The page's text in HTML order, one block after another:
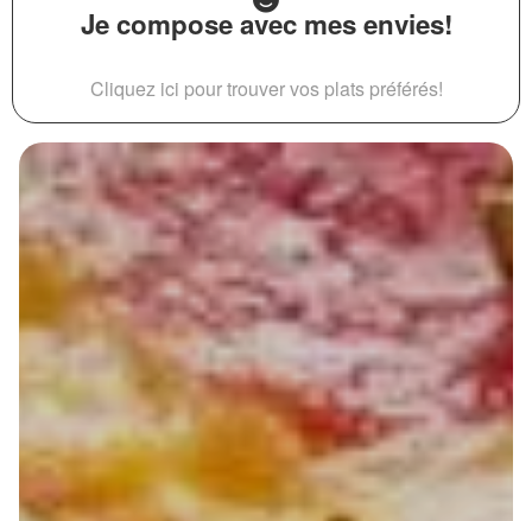
Je compose avec mes envies!
Cliquez ici pour trouver vos plats préférés!